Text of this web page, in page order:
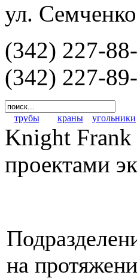
ул.
(342) 227-
(342) 227-
трубы краны угольники
Knight Frank
проектами
на